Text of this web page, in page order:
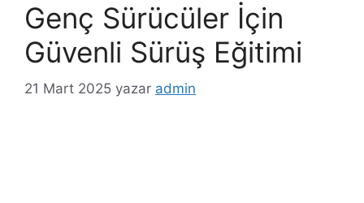
o
r
i
l
Genç Sürücüler İçin
Güvenli Sürüş Eğitimi
21 Mart 2025 yazar admin